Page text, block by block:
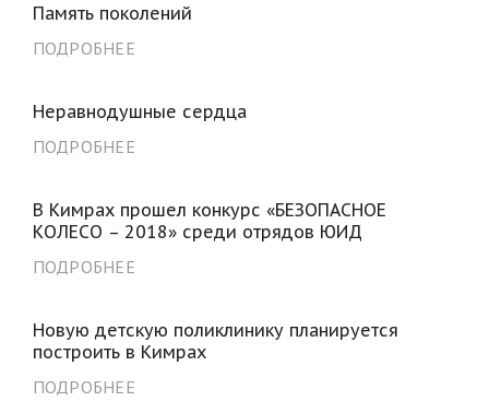
Память поколений
ПОДРОБНЕЕ
Неравнодушные сердца
ПОДРОБНЕЕ
В Кимрах прошел конкурс «БЕЗОПАСНОЕ
КОЛЕСО – 2018» среди отрядов ЮИД
ПОДРОБНЕЕ
Новую детскую поликлинику планируется
построить в Кимрах
ПОДРОБНЕЕ